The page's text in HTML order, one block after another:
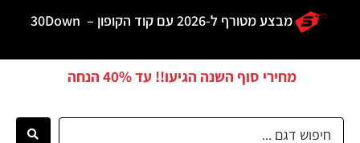
מבצע מטורף ל-2026 עם קוד הקופון – 30Down
מחירי סוף השנה הגיעו!! עד40% הנחה